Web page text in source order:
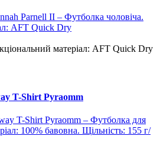
матеріал: AFT Quick Dry
T-Shirt Pyraomm